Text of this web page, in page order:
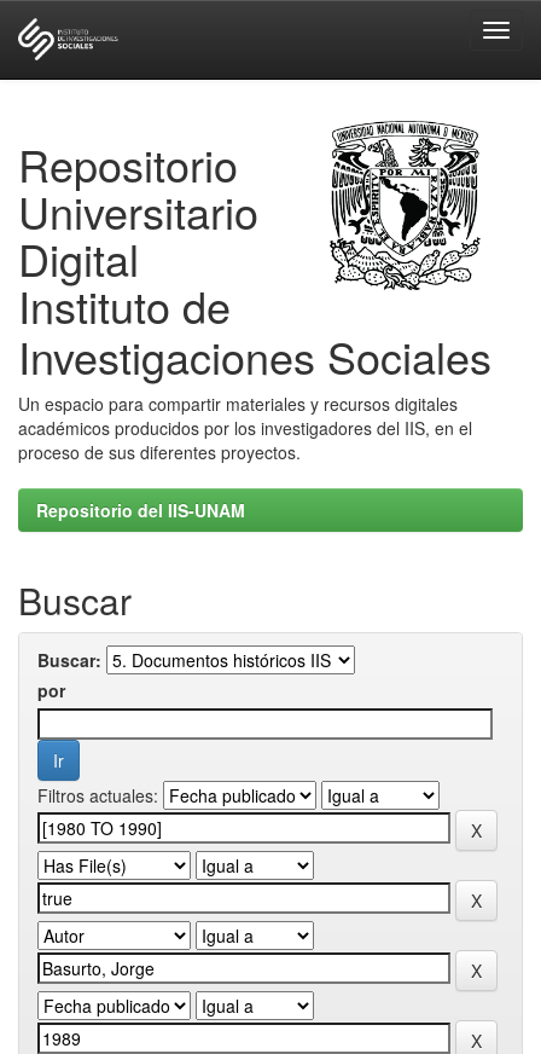
Repositorio
Universitario
Digital
Instituto de
Investigaciones Sociales
Un espacio para compartir materiales y recursos digitales
académicos producidos por los investigadores del IIS, en el
proceso de sus diferentes proyectos.
Repositorio del IIS-UNAM
Buscar
Buscar:
por
Filtros actuales: